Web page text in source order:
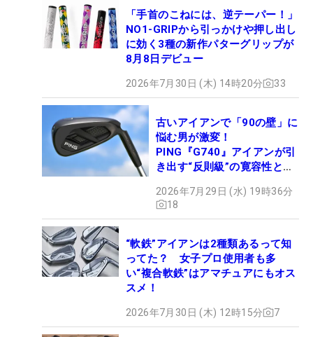
「手首のこねには、逆テーパー！」
NO1-GRIPから引っかけや押し出し
に効く3種の新作パターグリップが
8月8日デビュー
2026年7月30日 (木) 14時20分 33
古いアイアンで「90の壁」に
悩む男が激変！
PING『G740』アイアンが引
き出す“反則級”の寛容性と飛
2026年7月29日 (水) 19時36分
18
“軟鉄”アイアンは2種類あるって知
ってた？ 女子プロ使用者も多
い“複合軟鉄”はアマチュアにもオス
スメ！
2026年7月30日 (木) 12時15分 7